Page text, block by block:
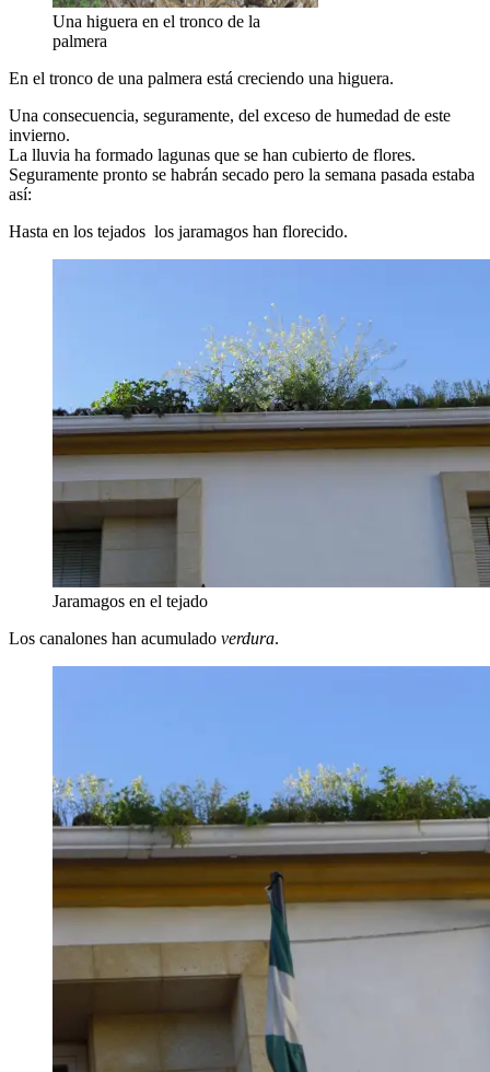
Una higuera en el tronco de la
palmera
En el tronco de una palmera está creciendo una higuera.
Una consecuencia, seguramente, del exceso de humedad de este
invierno.
La lluvia ha formado lagunas que se han cubierto de flores.
Seguramente pronto se habrán secado pero la semana pasada estaba
así:
Hasta en los tejados los jaramagos han florecido.
Jaramagos en el tejado
Los canalones han acumulado verdura.